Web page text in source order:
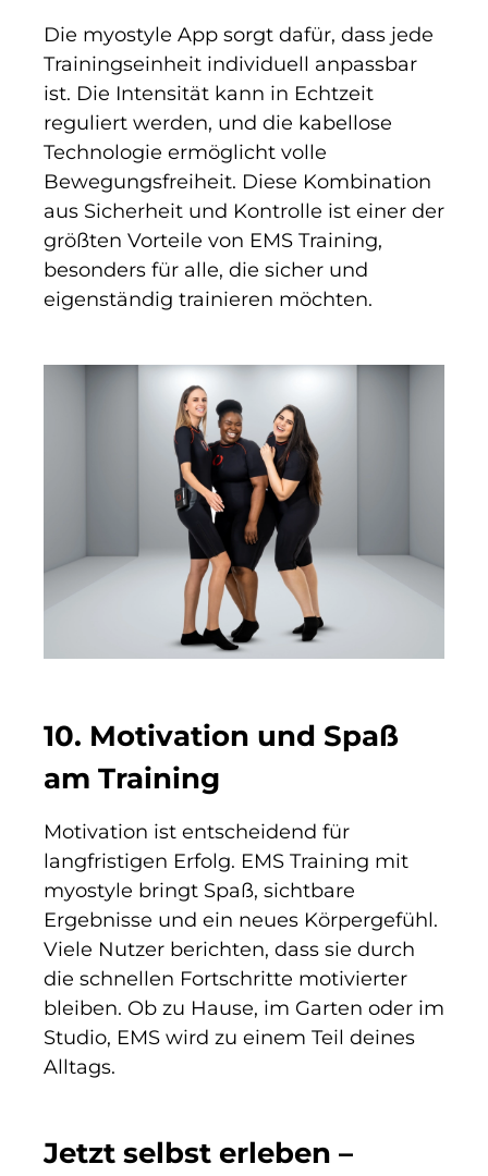
Die myostyle App sorgt dafür, dass jede
Trainingseinheit individuell anpassbar
ist. Die Intensität kann in Echtzeit
reguliert werden, und die kabellose
Technologie ermöglicht volle
Bewegungsfreiheit. Diese Kombination
aus Sicherheit und Kontrolle ist einer der
größten Vorteile von EMS Training,
besonders für alle, die sicher und
eigenständig trainieren möchten.
10. Motivation und Spaß
am Training
Motivation ist entscheidend für
langfristigen Erfolg. EMS Training mit
myostyle bringt Spaß, sichtbare
Ergebnisse und ein neues Körpergefühl.
Viele Nutzer berichten, dass sie durch
die schnellen Fortschritte motivierter
bleiben. Ob zu Hause, im Garten oder im
Studio, EMS wird zu einem Teil deines
Alltags.
Jetzt selbst erleben –